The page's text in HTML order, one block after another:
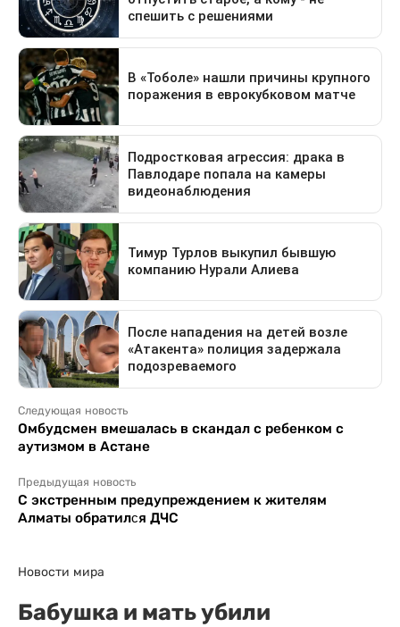
Следующая новость
Омбудсмен вмешалась в скандал с ребенком с
аутизмом в Астане
Предыдущая новость
С экстренным предупреждением к жителям
Алматы обратилcя ДЧС
Новости мира
Бабушка и мать убили